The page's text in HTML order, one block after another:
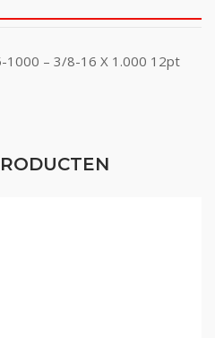
1000 – 3/8-16 X 1.000 12pt